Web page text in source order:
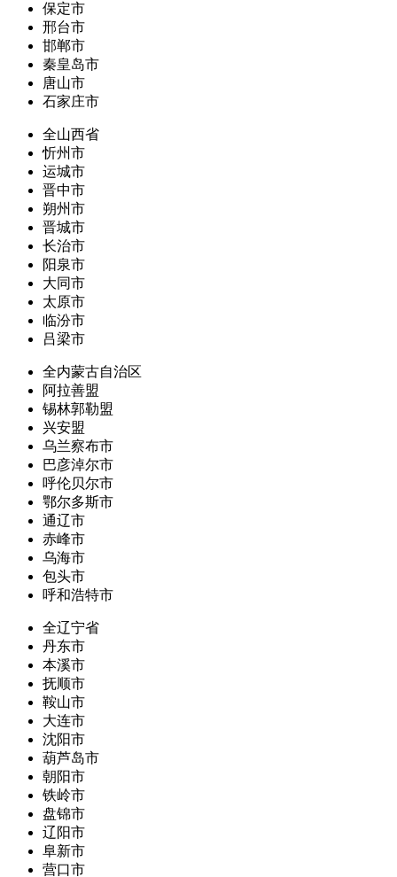
保定市
邢台市
邯郸市
秦皇岛市
唐山市
石家庄市
全山西省
忻州市
运城市
晋中市
朔州市
晋城市
长治市
阳泉市
大同市
太原市
临汾市
吕梁市
全内蒙古自治区
阿拉善盟
锡林郭勒盟
兴安盟
乌兰察布市
巴彦淖尔市
呼伦贝尔市
鄂尔多斯市
通辽市
赤峰市
乌海市
包头市
呼和浩特市
全辽宁省
丹东市
本溪市
抚顺市
鞍山市
大连市
沈阳市
葫芦岛市
朝阳市
铁岭市
盘锦市
辽阳市
阜新市
营口市